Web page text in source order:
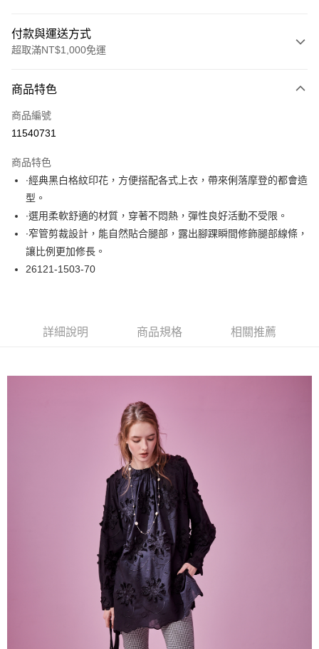
付款與運送方式
超取滿NT$1,000免運
信用卡一次付款
超商取貨付款
Apple Pay
悠遊付
大哥付你分期
相關說明
1.本服務由台灣大哥大提供，台灣大哥大用戶可立即使用無須另外申請。
3.實際核准額度、可分期數及費用金額請依後續交易確認頁面所載為準。
4.訂單成立30分鐘內，如未前往確認交易或遇審核未通過，訂單將自動取
【繳款方式說明】
2.透過簡訊連結打開帳單後，可選擇「超商條碼／台灣大直營門市／銀行轉
帳／街口支付／iPASS MONEY」等通路繳費。
1.本服務係由「台灣大哥大股份有限公司」（以下簡稱本公司）所提供，讓
用戶於交易時，得透過本服務購買商品或服務，並由商店將買賣／分期付款
買賣價金債權讓與本公司後，依約使用本公司帳單繳交帳款。
2.基於同意付款使用「大哥付你分期」之契約關係目的，商店將以您的個人
資料（包含姓名、電話或地址）提供予台灣大哥大進項蒐集、處理及利用，
由本公司與您本人進行分期帳單所需資料之確認、核對及更正。
3.完整用戶服務條款，請詳閱以下連結：https://oppay.tw/userRule
ATM付款
全家取貨付款
付款後全家取貨
每筆NT$60，滿NT$1,000(含以上)免運費
每筆NT$60，滿NT$1,000(含以上)免運費
每筆NT$80，滿NT$1,000(含以上)免運費
商品特色
商品編號
11540731
商品特色
∙經典黑白格紋印花，方便搭配各式上衣，帶來俐落摩登的都會造
型。
∙選用柔軟舒適的材質，穿著不悶熱，彈性良好活動不受限。
∙窄管剪裁設計，能自然貼合腿部，露出腳踝瞬間修飾腿部線條，
讓比例更加修長。
26121-1503-70
詳細說明 商品規格 相關推薦